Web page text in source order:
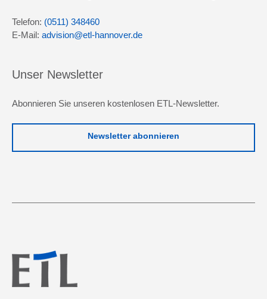
Telefon: (0511) 348460
E-Mail: advision@etl-hannover.de
Unser Newsletter
Abonnieren Sie unseren kostenlosen ETL-Newsletter.
Newsletter abonnieren